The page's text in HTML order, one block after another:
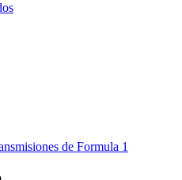
de Formula 1